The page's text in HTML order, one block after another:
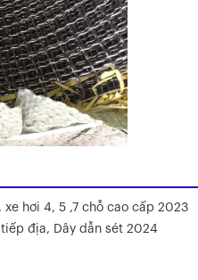
xe hơi 4, 5 ,7 chỗ cao cấp 2023
địa, Dây dẫn sét 2024